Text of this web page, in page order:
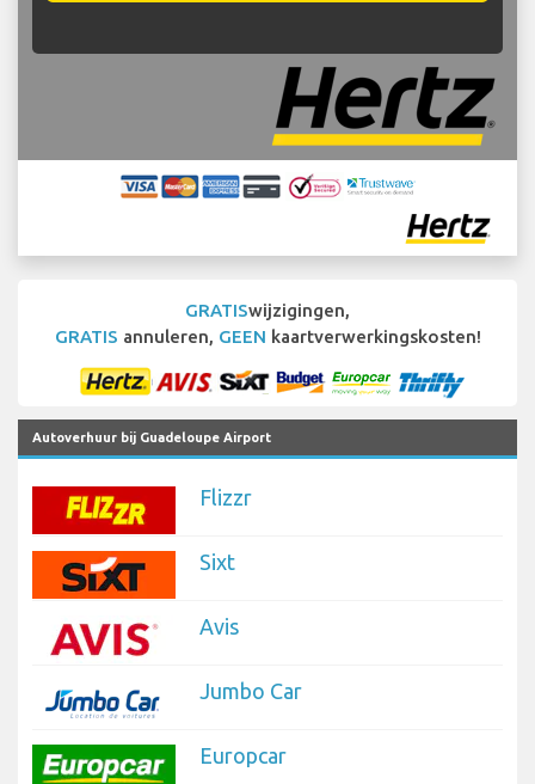
GRATISwijzigingen,
GRATIS annuleren, GEEN kaartverwerkingskosten!
Autoverhuur bij Guadeloupe Airport
Flizzr
Sixt
Avis
Jumbo Car
Europcar